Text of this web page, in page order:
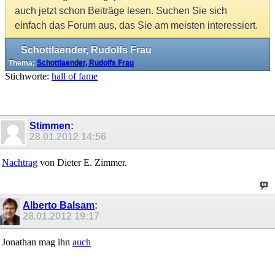
auch jetzt schon Beiträge lesen. Suchen Sie sich
einfach das Forum aus, das Sie am meisten interessiert.
Schottlaender, Rudolfs Frau
Thema: Schottlaender, Rudolfs Frau
Stichworte: hall of fame
Stimmen:
28.01.2012 14:56
Nachtrag von Dieter E. Zimmer.
Alberto Balsam:
28.01.2012 19:17
Jonathan mag ihn auch